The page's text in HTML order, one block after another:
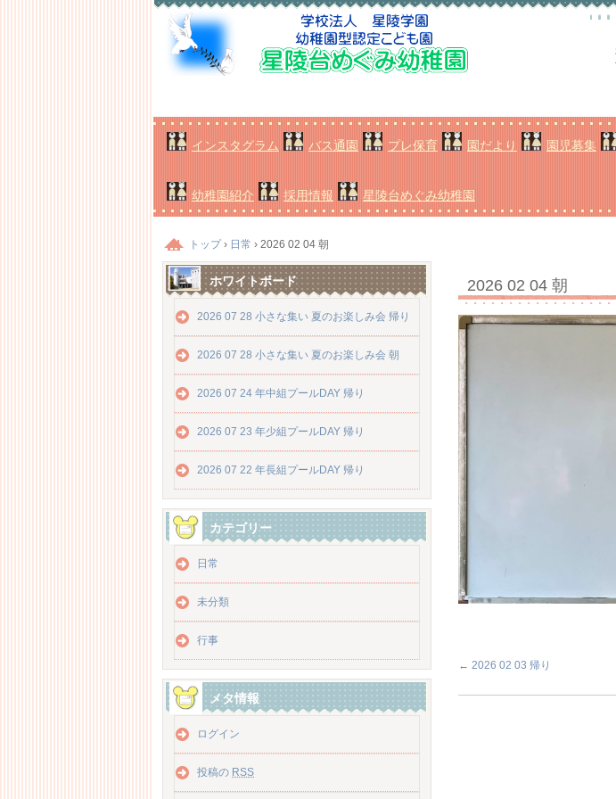
インスタグラム バス通園 プレ保育 園だより 園児募集
幼稚園紹介 採用情報 星陵台めぐみ幼稚園
トップ › 日常 › 2026 02 04 朝
2026 02 04 朝
← 2026 02 03 帰り
ホワイトボード
2026 07 28 小さな集い 夏のお楽しみ会 帰り
2026 07 28 小さな集い 夏のお楽しみ会 朝
2026 07 24 年中組プールDAY 帰り
2026 07 23 年少組プールDAY 帰り
2026 07 22 年長組プールDAY 帰り
カテゴリー
日常
未分類
行事
メタ情報
ログイン
投稿の RSS